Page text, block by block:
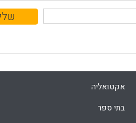
אקטואליה
בתי ספר